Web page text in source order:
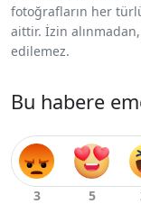
fotoğrafların her
aittir. İzin
edilemez.
Bu habere